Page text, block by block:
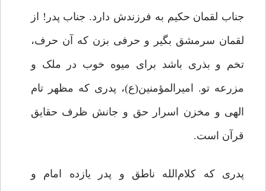
جناب لقمان حکیم به فرزندش دارد. جناب پدر! از
لقمان سرمشق بگیر و حرفی بزن که آن حرف،
تخم و بذری باشد برای میوه خوب در ملک و
مزرعه تو. امیرالمؤمنین(ع)، پدری که مظهر تام
الهی و مخزن اسرار حق و جانش ظرف حقایق
قرآن است.
پدری که کلام‌الله ناطق و پدر یازده امام و